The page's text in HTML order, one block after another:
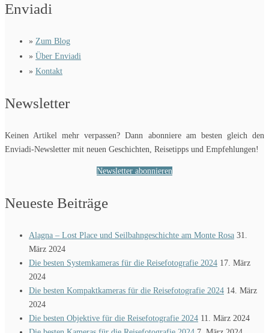
Enviadi
» Zum Blog
» Über Enviadi
» Kontakt
Newsletter
Keinen Artikel mehr verpassen? Dann abonniere am besten gleich den
Enviadi-Newsletter mit neuen Geschichten, Reisetipps und Empfehlungen!
Newsletter abonnieren
Neueste Beiträge
Alagna – Lost Place und Seilbahngeschichte am Monte Rosa 31.
März 2024
Die besten Systemkameras für die Reisefotografie 2024 17. März
2024
Die besten Kompaktkameras für die Reisefotografie 2024 14. März
2024
Die besten Objektive für die Reisefotografie 2024 11. März 2024